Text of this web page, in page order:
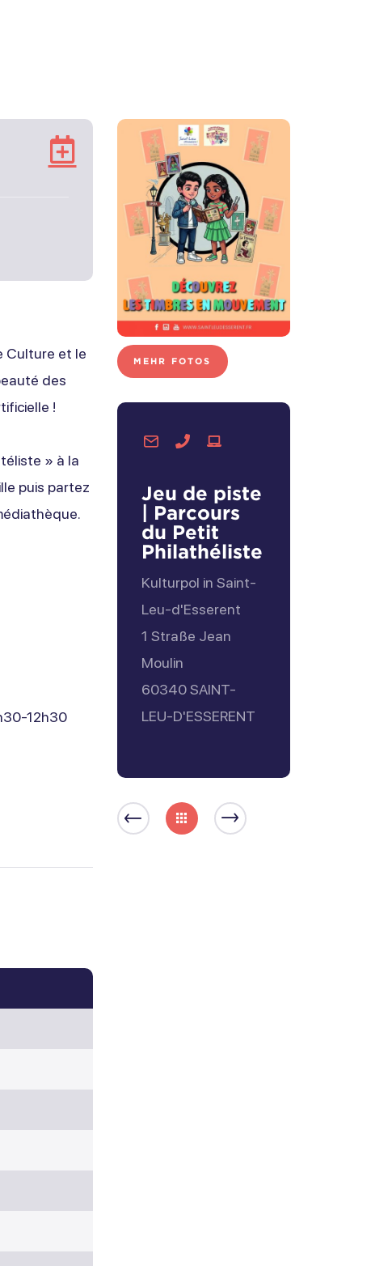
meinem
Google-
Kalender
hinzufügen
Culture et le
des
!
» à la
puis partez
12h30
MEHR FOTOS
Per
Mail
kontaktieren
Telefonisch
die
Website
Jeu de piste
| Parcours
du Petit
Philathéliste
Kulturpol in Saint-
Leu-d'Esserent
1 Straße Jean
Moulin
60340 SAINT-
LEU-D'ESSERENT